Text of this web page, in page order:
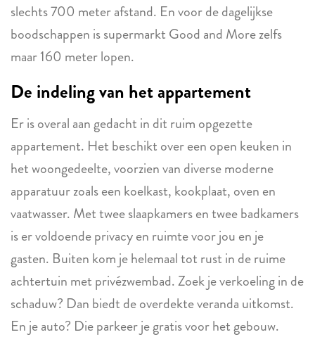
slechts 700 meter afstand. En voor de dagelijkse
boodschappen is supermarkt Good and More zelfs
maar 160 meter lopen.
De indeling van het appartement
Er is overal aan gedacht in dit ruim opgezette
appartement. Het beschikt over een open keuken in
het woongedeelte, voorzien van diverse moderne
apparatuur zoals een koelkast, kookplaat, oven en
vaatwasser. Met twee slaapkamers en twee badkamers
is er voldoende privacy en ruimte voor jou en je
gasten. Buiten kom je helemaal tot rust in de ruime
achtertuin met privézwembad. Zoek je verkoeling in de
schaduw? Dan biedt de overdekte veranda uitkomst.
En je auto? Die parkeer je gratis voor het gebouw.